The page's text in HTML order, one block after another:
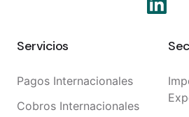
Servicios
Pagos Internacionales
Cobros Internacionales